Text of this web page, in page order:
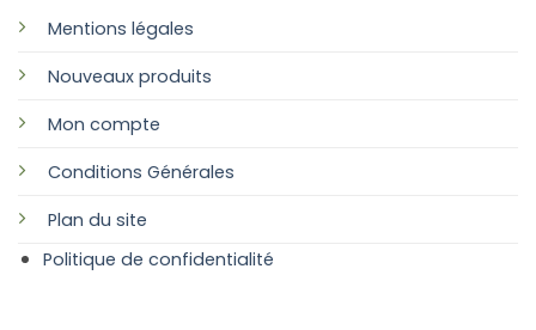
Mentions légales
Nouveaux produits
Mon compte
Conditions Générales
Plan du site
Politique de confidentialité